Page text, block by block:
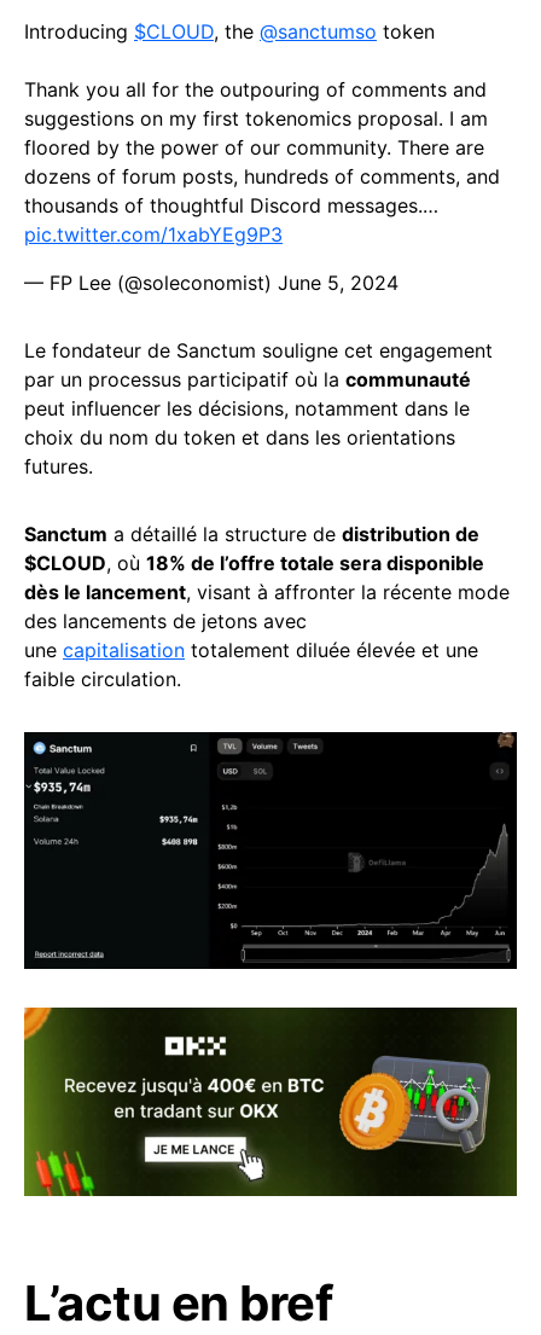
Introducing $CLOUD, the @sanctumso token
Thank you all for the outpouring of comments and
suggestions on my first tokenomics proposal. I am
floored by the power of our community. There are
dozens of forum posts, hundreds of comments, and
thousands of thoughtful Discord messages.…
pic.twitter.com/1xabYEg9P3
— FP Lee (@soleconomist) June 5, 2024
Le fondateur de Sanctum souligne cet engagement
par un processus participatif où la communauté
peut influencer les décisions, notamment dans le
choix du nom du token et dans les orientations
futures.
Sanctum a détaillé la structure de distribution de
$CLOUD, où 18% de l’offre totale sera disponible
dès le lancement, visant à affronter la récente mode
des lancements de jetons avec
une capitalisation totalement diluée élevée et une
faible circulation.
L’actu en bref